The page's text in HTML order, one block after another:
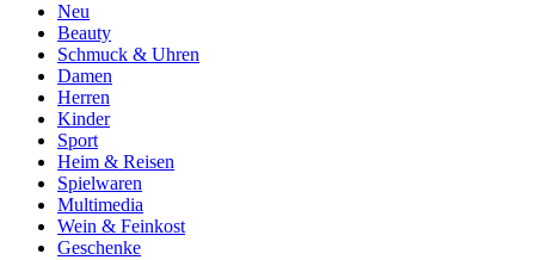
Neu
Beauty
Schmuck & Uhren
Damen
Herren
Kinder
Sport
Heim & Reisen
Spielwaren
Multimedia
Wein & Feinkost
Geschenke